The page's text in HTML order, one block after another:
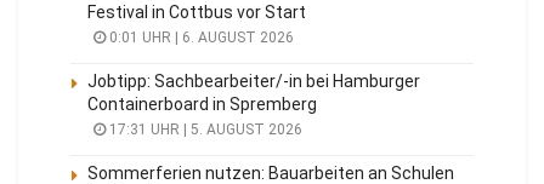
Festival in Cottbus vor Start
0:01 UHR | 6. AUGUST 2026
Jobtipp: Sachbearbeiter/-in bei Hamburger
Containerboard in Spremberg
17:31 UHR | 5. AUGUST 2026
Sommerferien nutzen: Bauarbeiten an Schulen